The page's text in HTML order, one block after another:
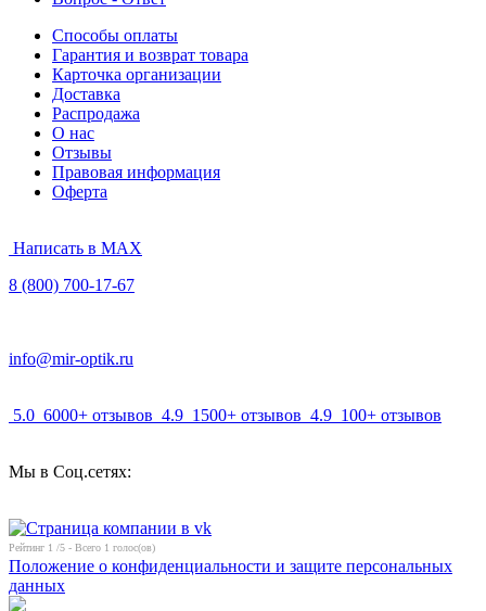
Способы оплаты
Гарантия и возврат товара
Карточка организации
Доставка
Распродажа
О нас
Отзывы
Правовая информация
Оферта
Написать в MAX
8 (800) 700-17-67
info@mir-optik.ru
5.0 6000+ отзывов 4.9 1500+ отзывов 4.9 100+ отзывов
Мы в Соц.сетях:
Рейтинг 1 /5 - Всего 1 голос(ов)
Положение о конфиденциальности и защите персональных
данных